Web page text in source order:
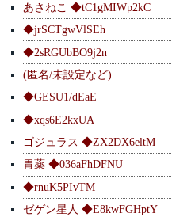
あさねこ ◆tC1gMIWp2kC
◆jrSCTgwVlSEh
◆2sRGUbBO9j2n
(匿名/未設定など)
◆GESU1/dEaE
◆xqs6E2kxUA
ゴジュラス ◆ZX2DX6eltM
胃薬 ◆036aFhDFNU
◆rnuK5PIvTM
ゼゲン星人 ◆E8kwFGHptY